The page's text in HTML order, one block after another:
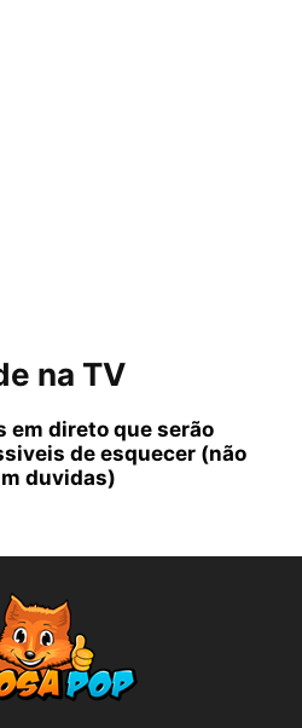
na TV
em direto que serão
de esquecer (não
duvidas)